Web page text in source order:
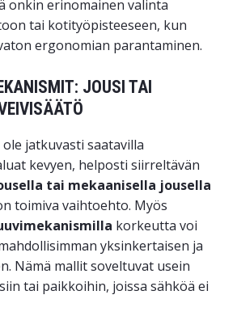
onkin erinomainen valinta
tai kotityöpisteeseen, kun
ergonomian parantaminen.
JOUSI TAI
ole jatkuvasti saatavilla
kevyen, helposti siirreltävän
tai mekaanisella jousella
toimiva vaihtoehto. Myös
korkeutta voi
yksinkertaisen ja
Nämä mallit soveltuvat usein
tai paikkoihin, joissa sähköä ei